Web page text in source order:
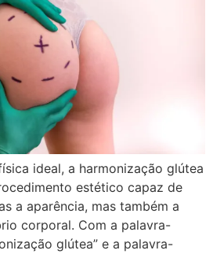
ideal, a harmonização glútea
estético capaz de
a aparência, mas também a
corporal. Com a palavra-
glútea” e a palavra-